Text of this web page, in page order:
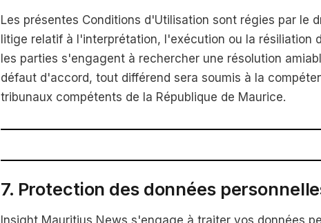
Les présentes Conditions d'Utilisation sont régies par le
litige relatif à l'interprétation, l'exécution ou la résiliation
les parties s'engagent à rechercher une résolution
défaut d'accord, tout différend sera soumis à la
tribunaux compétents de la République de Maurice.
7. Protection des données
Insight Mauritius News s'engage à traiter vos données